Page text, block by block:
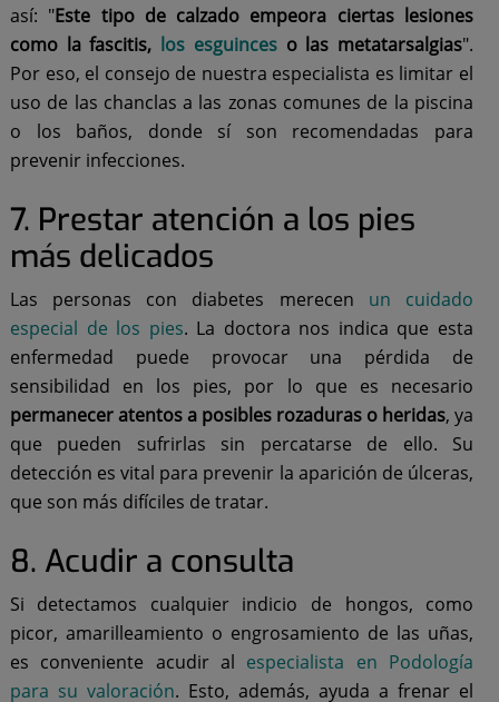
así: "Este tipo de calzado empeora ciertas lesiones
como la fascitis, los esguinceso las metatarsalgias".
Por eso, el consejo de nuestra especialista es limitar el
uso de las chanclas a las zonas comunes de la piscina
o los baños, donde sí son recomendadas para
prevenir infecciones.
7. Prestar atención a los pies
más delicados
Las personas con diabetes merecen un cuidado
especial de los pies. La doctora nos indica que esta
enfermedad puede provocar una pérdida de
sensibilidad en los pies, por lo que es necesario
permanecer atentos a posibles rozaduras o heridas, ya
que pueden sufrirlas sin percatarse de ello. Su
detección es vital para prevenir la aparición de úlceras,
que son más difíciles de tratar.
8. Acudir a consulta
Si detectamos cualquier indicio de hongos, como
picor, amarilleamiento o engrosamiento de las uñas,
es conveniente acudir al especialista en Podología
para su valoración. Esto, además, ayuda a frenar el